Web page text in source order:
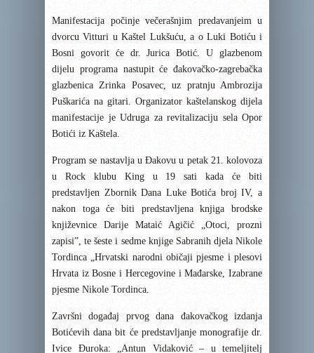
Manifestacija počinje večerašnjim predavanjeim u
dvorcu Vitturi u Kaštel Lukšuću, a o Luki Botiću i
Bosni govorit će dr. Jurica Botić. U glazbenom
dijelu programa nastupit će đakovačko-zagrebačka
glazbenica Zrinka Posavec, uz pratnju Ambrozija
Puškarića na gitari. Organizator kaštelanskog dijela
manifestacije je Udruga za revitalizaciju sela Opor
Botići iz Kaštela.
Program se nastavlja u Đakovu u petak 21. kolovoza
u Rock klubu King u 19 sati kada će biti
predstavljen Zbornik Dana Luke Botića broj IV, a
nakon toga će biti predstavljena knjiga brodske
književnice Darije Mataić Agičić „Otoci, prozni
zapisi”, te šeste i sedme knjige Sabranih djela Nikole
Tordinca „Hrvatski narodni običaji pjesme i plesovi
Hrvata iz Bosne i Hercegovine i Mađarske, Izabrane
pjesme Nikole Tordinca.
Završni događaj prvog dana đakovačkog izdanja
Botićevih dana bit će predstavljanje monografije dr.
Ivice Đuroka: „Antun Vidaković – u temeljitelj